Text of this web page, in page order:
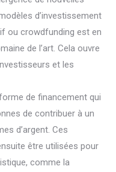
d’investissement
ou crowdfunding est en
de l’art. Cela ouvre
et les
de financement qui
de contribuer à un
d’argent. Ces
être utilisées pour
comme la